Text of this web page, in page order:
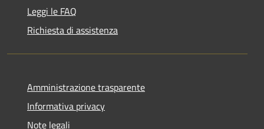
Leggi le FAQ
Richiesta di assistenza
Amministrazione trasparente
Informativa privacy
Note legali